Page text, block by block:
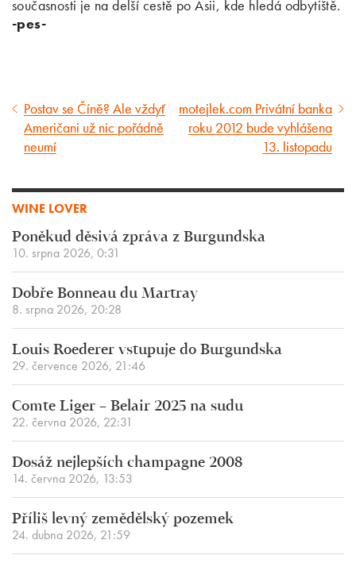
současnosti je na delší cestě po Asii, kde hledá odbytiště.
-pes-
Předcházející
článek
Postav se Číně? Ale vždyť
Američani už nic pořádně
neumí
Následující
článek
motejlek.com Privátní banka
roku 2012 bude vyhlášena
13. listopadu
WINE LOVER
Poněkud děsivá zpráva z Burgundska
10. srpna 2026, 0:31
Dobře Bonneau du Martray
8. srpna 2026, 20:28
Louis Roederer vstupuje do Burgundska
29. července 2026, 21:46
Comte Liger – Belair 2025 na sudu
22. června 2026, 22:31
Dosáž nejlepších champagne 2008
14. června 2026, 13:53
Příliš levný zemědělský pozemek
24. dubna 2026, 21:59